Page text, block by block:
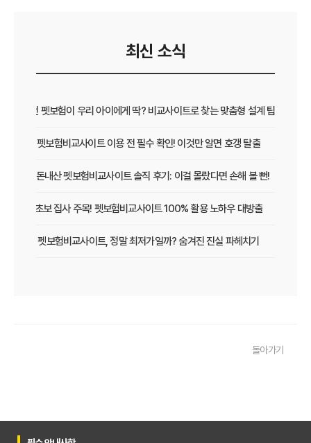
최신 소식
어떤 펫보험이 우리 아이에게 딱? 비교사이트로 찾는 맞춤형 설계 팁
펫보험비교사이트 이용 전 필수 확인! 이것만 알면 호갱 탈출
내돈내산 펫보험비교사이트 솔직 후기: 이걸 몰랐다면 손해 볼 뻔!
초보 집사 주목! 펫보험비교사이트 100% 활용 노하우 대방출
펫보험비교사이트, 정말 최저가일까? 숨겨진 진실 파헤치기
우리 아이 펫보험, 비교사이트로 간편하게 찾았어요! 가입 성공 후기
돌아가기